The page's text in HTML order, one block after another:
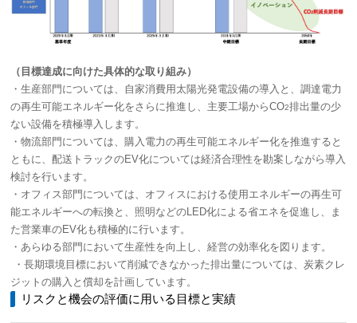
（目標達成に向けた具体的な取り組み）
・生産部門については、自家消費用太陽光発電設備の導入と、調達電力
の再生可能エネルギー化をさらに推進し、主要工場からCO2排出量の少
ない設備を積極導入します。
・物流部門については、購入電力の再生可能エネルギー化を推進すると
ともに、配送トラックのEV化については経済合理性を勘案しながら導入
検討を行います。
・オフィス部門については、オフィスにおける使用エネルギーの再生可
能エネルギーへの転換と、照明などのLED化による省エネを促進し、ま
た営業車のEV化も積極的に行います。
・あらゆる部門において生産性を向上し、経営の効率化を図ります。
・長期環境目標において削減できなかった排出量については、炭素クレ
ジットの購入と償却を計画しています。
リスクと機会の評価に用いる目標と実績